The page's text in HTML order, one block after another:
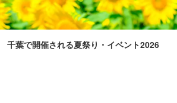
千葉で開催される夏祭り・イベント2026